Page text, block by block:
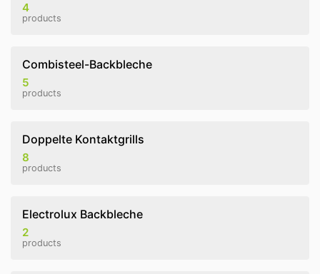
4
products
Combisteel-Backbleche
5
products
Doppelte Kontaktgrills
8
products
Electrolux Backbleche
2
products